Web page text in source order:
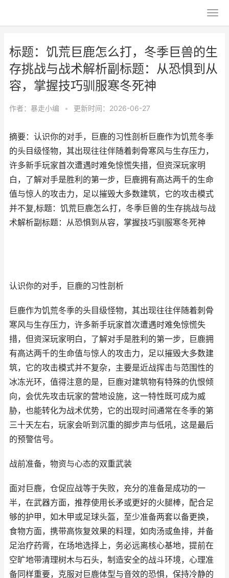
标题：饥荒巨鹿怎么打，冬季巨兽的生
存挑战与战术解析副标题：从恐惧到从
容，掌握技巧驯服寒冬死神
作者： 暴走小编 • 更新时间：2026-06-27
摘要：认识你的对手，巨鹿的习性剖析巨鹿作为饥荒冬季
的头目级怪物，其出现往往伴随着刺骨寒风与生存压力，
许多新手玩家首次遭遇时难免惊慌失措，但资深玩家明
白，了解对手是胜利的第一步，巨鹿拥有高达两千的生命
值与惊人的攻击力，足以摧毁大多数建筑，它的攻击模式
并不复,标题：饥荒巨鹿怎么打，冬季巨兽的生存挑战与战
术解析副标题：从恐惧到从容，掌握技巧驯服寒冬死神
认识你的对手，巨鹿的习性剖析
巨鹿作为饥荒冬季的头目级怪物，其出现往往伴随着刺骨
寒风与生存压力，许多新手玩家首次遭遇时难免惊慌失
措，但资深玩家明白，了解对手是胜利的第一步，巨鹿拥
有高达两千的生命值与惊人的攻击力，足以摧毁大多数建
筑，它的攻击模式并不复杂，主要是近战挥击与范围性的
冰冻光环，值得注意的是，巨鹿对建筑物有特殊的仇恨倾
向，会优先攻击玩家的营地设施，这一特性既可成为威
胁，也能转化为战术优势，它的出现时间通常在冬季的第
三十天左右，玩家会听到沉重的脚步声与低吼，这是最后
的预警信号。
战前准备，物资与心态的双重武装
面对巨鹿，仓促应战等于失败，充分的准备是成功的一
半，在武器方面，推荐使用长矛或更好的火腿棒，配合足
够的护甲，如木甲或足球头盔，至少准备两套以备更换，
食物方面，携带高恢复效果的料理，如肉汤或鱼排，并备
足治疗药膏，在场地选择上，务必远离核心基地，提前在
空旷地带清理树木与石头，制造安全的战斗环境，心理准
备同样重要，克服对巨鹿体型与音效的恐惧，保持冷静的